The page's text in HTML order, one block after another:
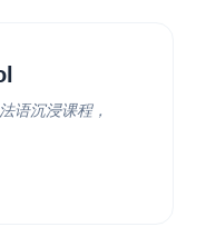
语沉浸课程，